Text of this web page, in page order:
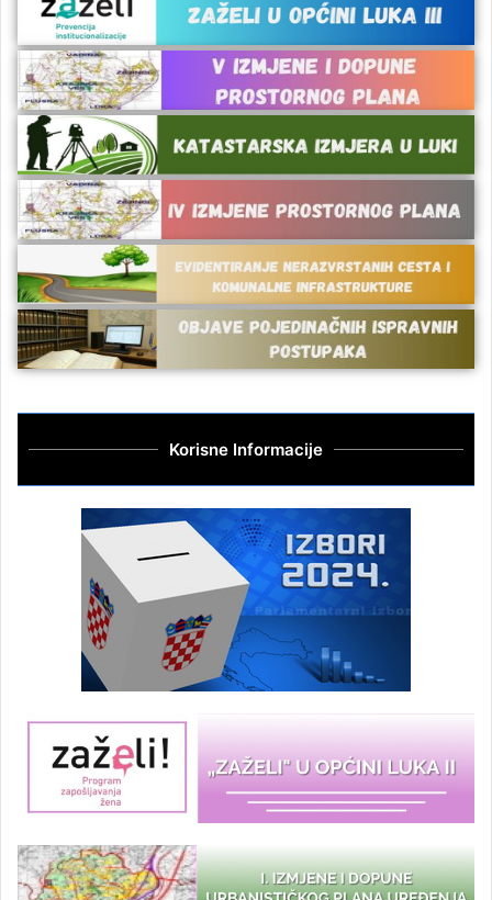
Korisne Informacije